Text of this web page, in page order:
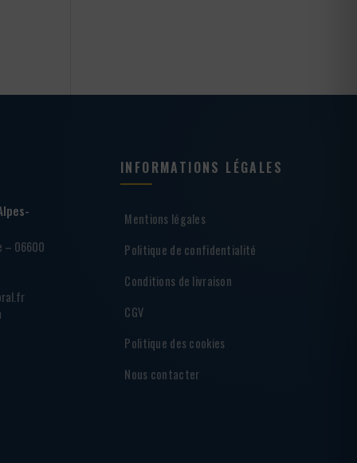
– 06600
INFORMATIONS LÉGALES
Mentions légales
Politique de confidentialité
Conditions de livraison
CGV
Politique des cookies
Nous contacter